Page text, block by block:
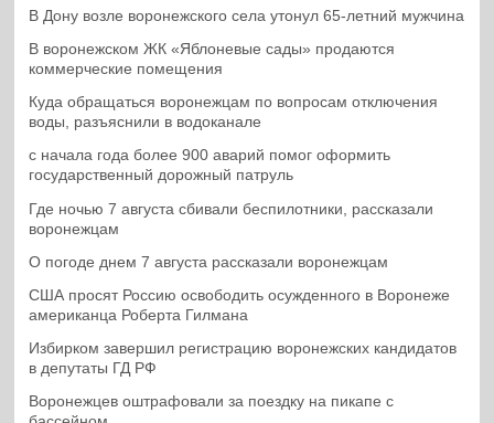
В Дону возле воронежского села утонул 65-летний мужчина
В воронежском ЖК «Яблоневые сады» продаются
коммерческие помещения
Куда обращаться воронежцам по вопросам отключения
воды, разъяснили в водоканале
с начала года более 900 аварий помог оформить
государственный дорожный патруль
Где ночью 7 августа сбивали беспилотники, рассказали
воронежцам
О погоде днем 7 августа рассказали воронежцам
США просят Россию освободить осужденного в Воронеже
американца Роберта Гилмана
Избирком завершил регистрацию воронежских кандидатов
в депутаты ГД РФ
Воронежцев оштрафовали за поездку на пикапе с